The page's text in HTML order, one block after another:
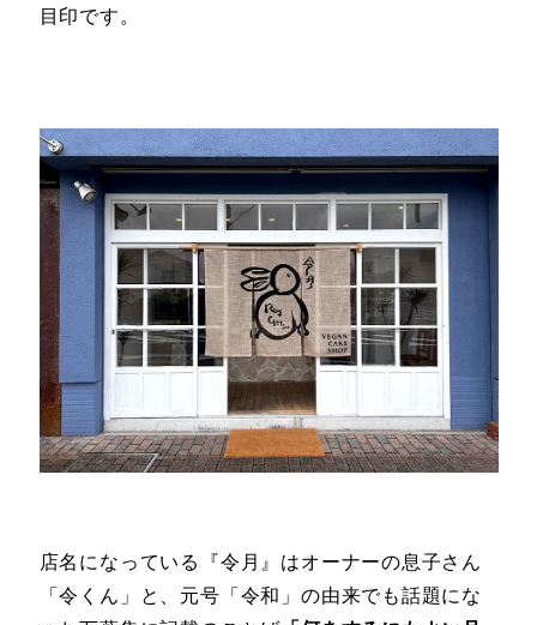
目印です。
店名になっている『令月』はオーナーの息子さん
「令くん」と、元号「令和」の由来でも話題にな